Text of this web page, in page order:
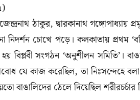
ঠাকুর, দ্বারকানাথ গঙ্গোপাধ্যায়
নিদর্শন চোখে পড়ে। কলকাতায় প্রথম
সংগঠন ‘অনুশীলন সমিতি’।
যে কাজ করেছিল, তা নিঃসন্দেহে বলা
বাঙালিদের ঠেলে দিয়েছিল